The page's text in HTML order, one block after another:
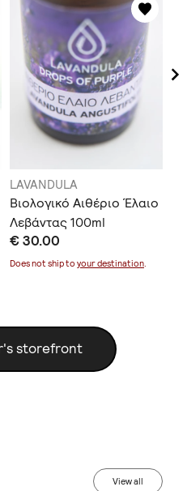
LAVANDULA
Βιολογικό Αιθέριο Έλαιο
Λεβάντας 100ml
€ 30.00
Does not ship to your destination.
storefront
View all